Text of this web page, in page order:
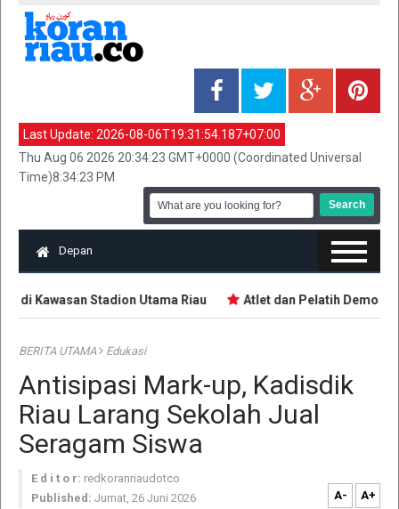
Last Update: 2026-08-06T19:31:54.187+07:00
Thu Aug 06 2026 20:34:23 GMT+0000 (Coordinated Universal
Time)8:34:23 PM
Depan
di Kawasan Stadion Utama Riau Atlet dan Pelatih Demo
BERITA UTAMA Edukasi
Antisipasi Mark-up, Kadisdik
Riau Larang Sekolah Jual
Seragam Siswa
E d i t o r: redkoranriaudotco
Published: Jumat, 26 Juni 2026 A- A+